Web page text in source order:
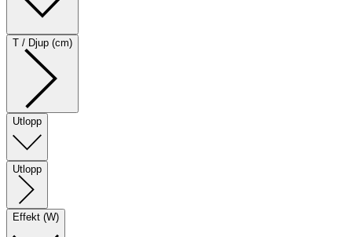
T / Djup (cm)
Utlopp
Utlopp
Effekt (W)